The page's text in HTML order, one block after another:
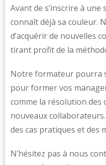
Avant de s’inscrire à
connaît déjà sa couleur.
d’acquérir de nouvelles
tirant profit de la
Notre formateur pourra
pour former vos
comme la résolution des
nouveaux
des cas pratiques et des
N’hésitez pas à nous